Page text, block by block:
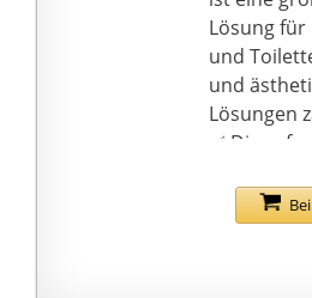
geeignet
Keimen im
seine
Pissoir
Montage
✅ Die
Lösung
und
und
Lösungen
✅ Diese
VBChome
komfort
Niveau.